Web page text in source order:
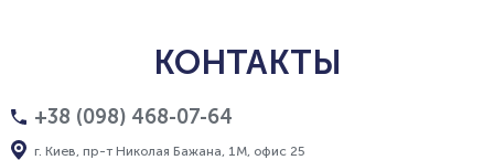
КОНТАКТЫ
+38 (098) 468-07-64
г. Киев, пр-т Николая Бажана, 1М, офис 25